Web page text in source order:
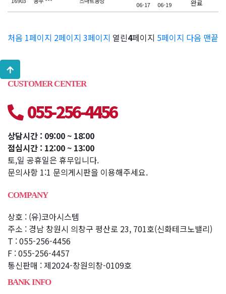
06-17
06-19
완료
처음 1페이지 2페이지 3페이지 열린4페이지 5페이지 다음 맨끝
CUSTOMER CENTER
055-256-4456
상담시간 : 09:00 ~ 18:00
점심시간 : 12:00 ~ 13:00
토,일 공휴일은 휴무입니다.
문의사항 1:1 문의게시판을 이용해주세요.
COMPANY
상호 : (유)코아시스템
주소 : 경남 창원시 의창구 평산로 23, 701호(신화테크노밸리)
T : 055-256-4456
F : 055-256-4457
통신판매 : 제2024-창원의창-0109호
BANK INFO